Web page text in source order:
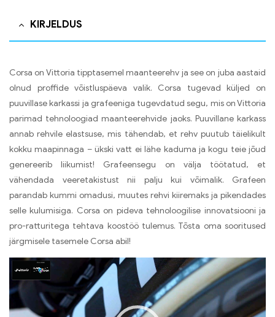
KIRJELDUS
Corsa on Vittoria tipptasemel maanteerehv ja see on juba aastaid
olnud proffide võistluspäeva valik. Corsa tugevad küljed on
puuvillase karkassi ja grafeeniga tugevdatud segu, mis on Vittoria
parimad tehnoloogiad maanteerehvide jaoks. Puuvillane karkass
annab rehvile elastsuse, mis tähendab, et rehv puutub täielikult
kokku maapinnaga – ükski vatt ei lähe kaduma ja kogu teie jõud
genereerib liikumist! Grafeensegu on välja töötatud, et
vähendada veeretakistust nii palju kui võimalik. Grafeen
parandab kummi omadusi, muutes rehvi kiiremaks ja pikendades
selle kulumisiga. Corsa on pideva tehnoloogilise innovatsiooni ja
pro-ratturitega tehtava koostöö tulemus. Tõsta oma sooritused
järgmisele tasemele Corsa abil!
Videoesitaja